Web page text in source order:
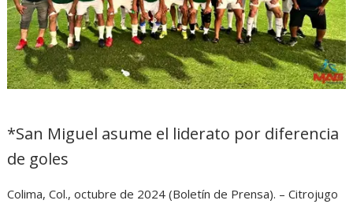
*San Miguel asume el liderato por diferencia
de goles
Colima, Col., octubre de 2024 (Boletín de Prensa). – Citrojugo